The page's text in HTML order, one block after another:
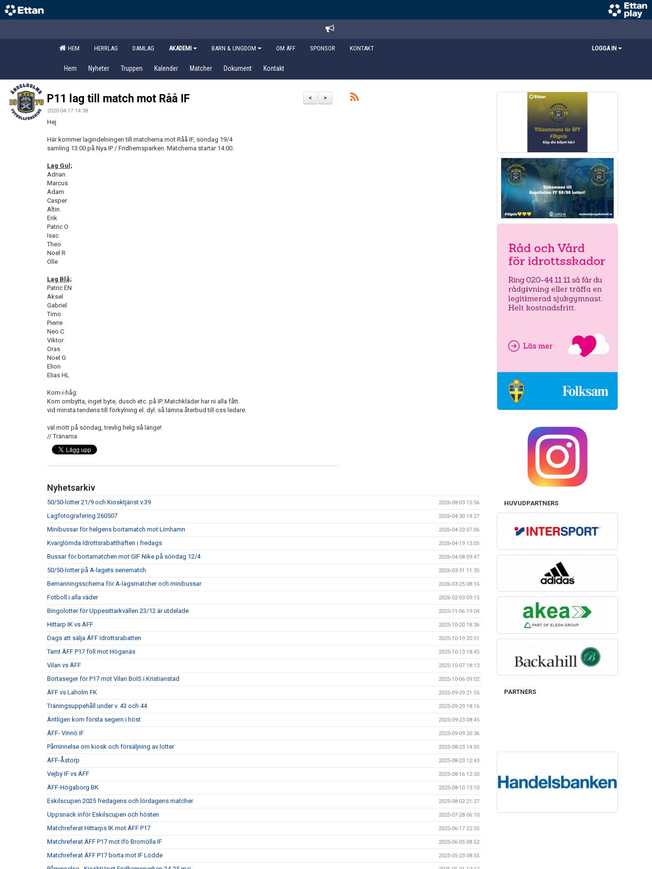
HEM HERRLAG DAMLAG AKADEMI BARN & UNGDOM OM ÄFF SPONSOR KONTAKT LOGGA IN
Hem Nyheter Truppen Kalender Matcher Dokument Kontakt
>
<
P11 lag till match mot Råå IF
2020-04-17 14:38
Hej
Här kommer lagindelningen till matcherna mot Råå IF, söndag 19/4
samling 13:00 på Nya IP / Fridhemsparken. Matcherna startar 14:00.
Lag Gul;
Adrian
Marcus
Adam
Casper
Altin
Erik
Patric O
Isac
Theo
Noel R
Olle
Lag Blå;
Patric EN
Aksel
Gabriel
Timo
Pierre
Neo C
Viktor
Oras
Noel G
Elion
Elias HL
Kom-i-håg:
Kom ombytta, inget byte, dusch etc. på IP. Matchkläder har ni alla fått.
vid minsta tendens till förkylning el. dyl. så lämna återbud till oss ledare.
väl mött på söndag, trevlig helg så länge!
// Tränarna
Nyhetsarkiv
50/50-lotter 21/9 och Kiosktjänst v.39 2026-08-03 15:56
Lagfotografering 260507 2026-04-30 14:27
Minibussar för helgens bortamatch mot Limhamn 2026-04-23 07:06
Kvarglömda Idrottsrabatthäften i fredags 2026-04-19 13:05
Bussar för bortamatchen mot GIF Nike på söndag 12/4 2026-04-08 09:47
50/50-lotter på A-lagets seriematch 2026-03-31 11:35
Bemanningsschema för A-lagsmatcher och minibussar 2026-03-25 08:16
Fotboll i alla väder 2026-02-03 09:15
Bingolotter för Uppesittarkvällen 23/12 är utdelade 2025-11-06 19:04
Hittarp IK vs ÄFF 2025-10-20 18:36
Dags att sälja ÄFF Idrottsrabatten 2025-10-19 20:51
Tamt ÄFF P17 föll mot Höganäs 2025-10-13 18:45
Vilan vs ÄFF 2025-10-07 18:13
Bortaseger för P17 mot Vilan BoIS i Kristianstad 2025-10-06 09:02
ÄFF vs Laholm FK 2025-09-29 21:55
Träningsuppehåll under v. 43 och 44 2025-09-29 18:16
Äntligen kom första segern i höst 2025-09-23 08:45
ÄFF- Vinnö IF 2025-09-09 20:36
Påminnelse om kiosk och försäljning av lotter 2025-08-23 14:05
ÄFF-Åstorp 2025-08-23 12:43
Vejby IF vs ÄFF 2025-08-16 12:50
ÄFF-Högaborg BK 2025-08-10 13:10
Eskilscupen 2025 fredagens och lördagens matcher 2025-08-02 21:27
Uppsnack inför Eskilscupen och hösten 2025-07-28 06:10
Matchreferat Hittarps IK mot ÄFF P17 2025-06-17 22:55
Matchreferat ÄFF P17 mot Ifö Bromölla IF 2025-06-05 08:52
Matchreferat ÄFF P17 borta mot IF Lödde 2025-05-23 08:55
HUVUDPARTNERS
PARTNERS